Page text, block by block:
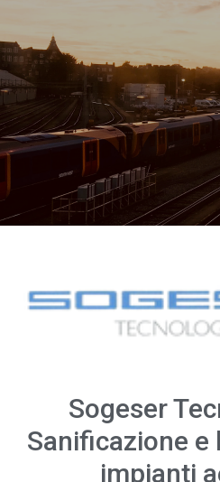
Sogeser
Sanificazione
impianti